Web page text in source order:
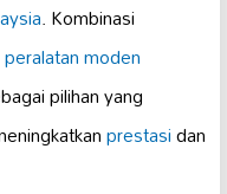
. Kombinasi
peralatan moden
pilihan yang
prestasidan